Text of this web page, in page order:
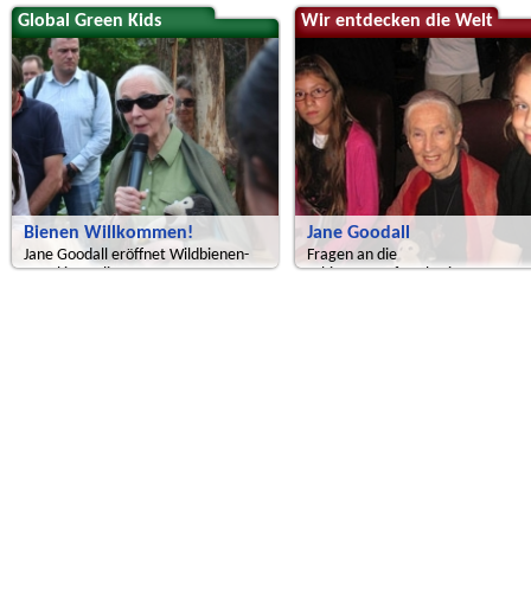
Global Green Kids
Bienen Willkommen!
Jane Goodall eröffnet Wildbienen-
Hotel in Berlin.
Wir entdecken die Welt
Jane Goodall
Fragen an die
Schimpansenforscherin